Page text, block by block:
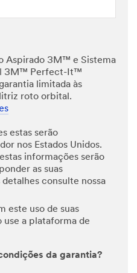
Aspirado 3M™ e Sistema
3M™ Perfect-It™
limitada às
roto orbital.
estas serão
nos Estados Unidos.
informações serão
as suas
consulte nossa
este uso de suas
use a plataforma de
da garantia?